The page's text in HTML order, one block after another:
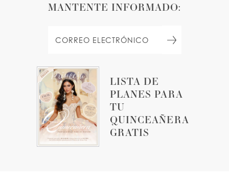
LISTA DE
PLANES PARA
TU
QUINCEAÑERA
GRATIS
MANTENTE INFORMADO: